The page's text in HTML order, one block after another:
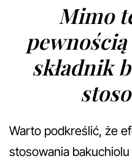
Mimo
składnik
Warto podkreślić, że
stosowania